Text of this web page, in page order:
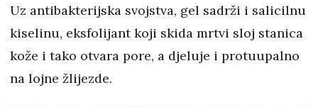
Uz antibakterijska svojstva, gel sadrži i salicilnu
kiselinu, eksfolijant koji skida mrtvi sloj stanica
kože i tako otvara pore, a djeluje i protuupalno
na lojne žlijezde.